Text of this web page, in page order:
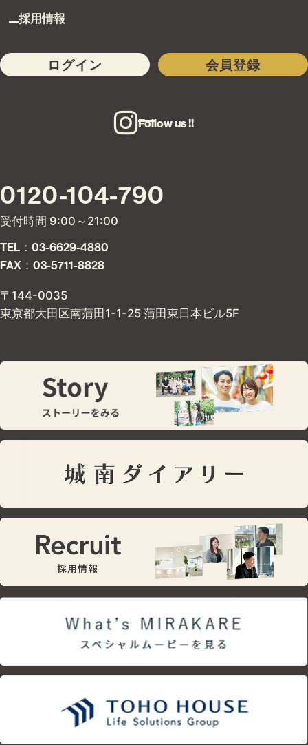
採用情報
ログイン 会員登録
Follow us !!
0120-104-790
受付時間 9:00～21:00
TEL：03-6629-4880
FAX：03-5711-8828
〒144-0035
東京都大田区南蒲田1-1-25 蒲田東日本ビル5F